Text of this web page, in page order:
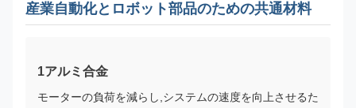
産業自動化とロボット部品のための共通材料
1アルミ合金
モーターの負荷を減らし,システムの速度を向上させるた